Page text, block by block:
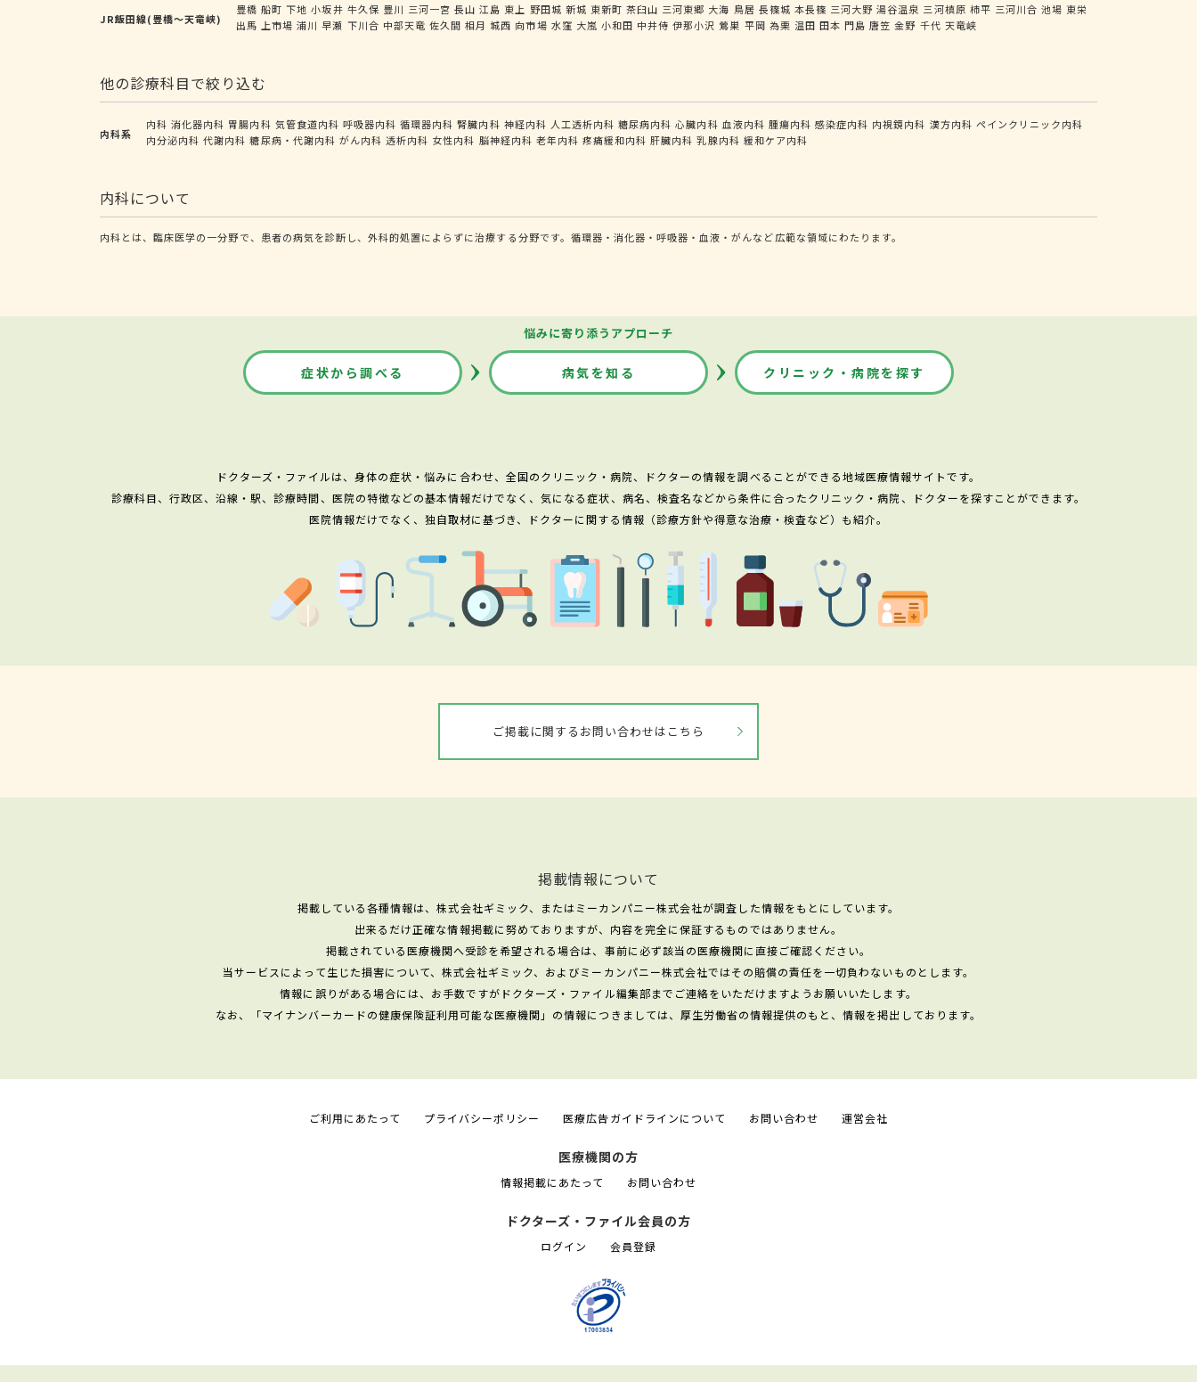
JR飯田線(豊橋～天竜峡)
豊橋 船町 下地 小坂井 牛久保 豊川 三河一宮 長山 江島 東上 野田城 新城 東新町 茶臼山 三河東郷 大海 鳥居 長篠城 本長篠 三河大野 湯谷温泉 三河槙原 柿平 三河川合 池場 東栄
出馬 上市場 浦川 早瀬 下川合 中部天竜 佐久間 相月 城西 向市場 水窪 大嵐 小和田 中井侍 伊那小沢 鶯巣 平岡 為栗 温田 田本 門島 唐笠 金野 千代 天竜峡
他の診療科目で絞り込む
内科系
内科 消化器内科 胃腸内科 気管食道内科 呼吸器内科 循環器内科 腎臓内科 神経内科 人工透析内科 糖尿病内科 心臓内科 血液内科 腫瘍内科 感染症内科 内視鏡内科 漢方内科 ペインクリニック内科
内分泌内科 代謝内科 糖尿病・代謝内科 がん内科 透析内科 女性内科 脳神経内科 老年内科 疼痛緩和内科 肝臓内科 乳腺内科 緩和ケア内科
内科について
内科とは、臨床医学の一分野で、患者の病気を診断し、外科的処置によらずに治療する分野です。循環器・消化器・呼吸器・血液・がんなど広範な領域にわたります。
悩みに寄り添うアプローチ
症状から調べる 病気を知る クリニック・病院を探す
ドクターズ・ファイルは、身体の症状・悩みに合わせ、全国のクリニック・病院、ドクターの情報を調べることができる地域医療情報サイトです。
診療科目、行政区、沿線・駅、診療時間、医院の特徴などの基本情報だけでなく、気になる症状、病名、検査名などから条件に合ったクリニック・病院、ドクターを探すことができます。
医院情報だけでなく、独自取材に基づき、ドクターに関する情報（診療方針や得意な治療・検査など）も紹介。
ご掲載に関するお問い合わせはこちら
掲載情報について
掲載している各種情報は、株式会社ギミック、またはミーカンパニー株式会社が調査した情報をもとにしています。
出来るだけ正確な情報掲載に努めておりますが、内容を完全に保証するものではありません。
掲載されている医療機関へ受診を希望される場合は、事前に必ず該当の医療機関に直接ご確認ください。
当サービスによって生じた損害について、株式会社ギミック、およびミーカンパニー株式会社ではその賠償の責任を一切負わないものとします。
情報に誤りがある場合には、お手数ですがドクターズ・ファイル編集部までご連絡をいただけますようお願いいたします。
なお、「マイナンバーカードの健康保険証利用可能な医療機関」の情報につきましては、厚生労働省の情報提供のもと、情報を掲出しております。
ご利用にあたって プライバシーポリシー 医療広告ガイドラインについて お問い合わせ 運営会社
医療機関の方
情報掲載にあたって お問い合わせ
ドクターズ・ファイル会員の方
ログイン 会員登録